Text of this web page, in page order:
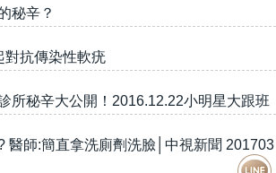
秘辛？
對抗傳染性軟疣
所秘辛大公開！2016.12.22小明星大跟班
醫師:簡直拿洗廁劑洗臉│中視新聞 201703